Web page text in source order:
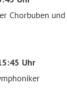
Chorbuben und
Uhr